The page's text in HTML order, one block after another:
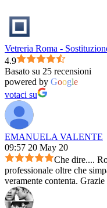
Vetreria Roma -
4.9
Basato su 25 recensioni
powered by Google
votaci su
EMANUELA VALENTE
09:57 20 May 20
Che dire....
professionale oltre che
veramente contenta. Grazie